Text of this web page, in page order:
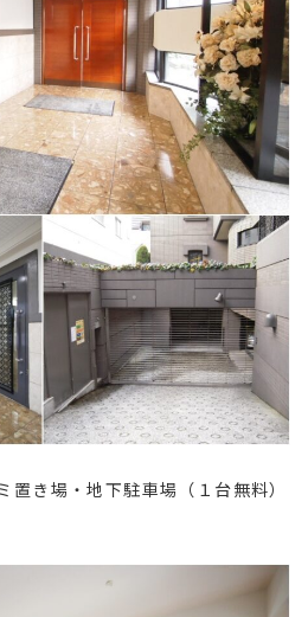
置き場・地下駐車場（１台無料）